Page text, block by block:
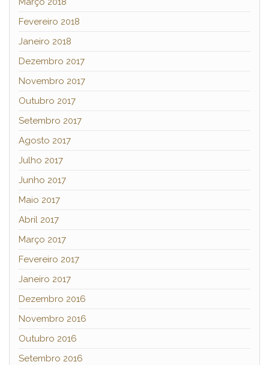
Fevereiro 2018
Janeiro 2018
Dezembro 2017
Novembro 2017
Outubro 2017
Setembro 2017
Agosto 2017
Julho 2017
Junho 2017
Maio 2017
Abril 2017
Março 2017
Fevereiro 2017
Janeiro 2017
Dezembro 2016
Novembro 2016
Outubro 2016
Setembro 2016